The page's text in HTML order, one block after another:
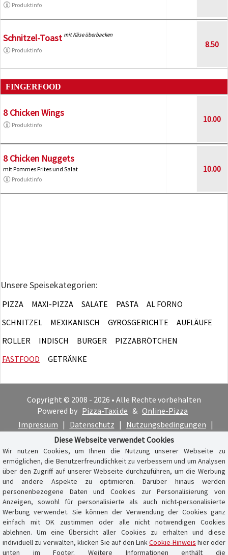
Produktinfo
Schnitzel-Toast mit Käse überbacken
Produktinfo
8.50
FINGERFOOD
8 Chicken Wings
Produktinfo
10.00
8 Chicken Nuggets
mit Pommes Frites und Salat
Produktinfo
10.00
Unsere Speisekategorien:
PIZZA MAXI-PIZZA SALATE PASTA
AL FORNO
SCHNITZEL
MEXIKANISCH GYROSGERICHTE
AUFLÄUFE
ROLLER
INDISCH BURGER
PIZZABRÖTCHEN
FASTFOOD
GETRÄNKE
Copyright © 2008 - 2026 • Alle Rechte vorbehalten
Powered by Pizza-Taxi.de & Online-Pizza
Impressum | Datenschutz | Nutzungsbedingungen |
Cookie-Hinweis
Diese Webseite verwendet Cookies
Wir nutzen Cookies, um Ihnen die Nutzung unserer Webseite zu
ermöglichen, die Benutzerfreundlichkeit zu verbessern und um Analysen
über den Zugriff auf unserer Webseite durchzuführen, um die Werbung
und andere Aspekte zu optimieren. Darüber hinaus werden
personenbezogene Daten und Cookies zur Personalisierung von
Anzeigen, sowohl für personalisierte als auch nicht-personalisierte
Werbung verwendet. Sie können der Verwendung der Cookies ganz
einfach mit OK zustimmen oder alle nicht notwendigen Cookies
ablehnen. Um eine Übersicht aller Cookies zu erhalten und diese
individuell zu verwalten, klicken Sie auf den LinkCookie-Hinweis hier oder
unten im Footer. Weitere Informationen enthält die